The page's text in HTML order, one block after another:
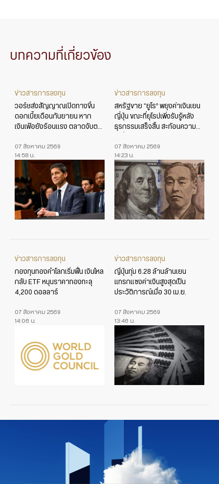
บทความที่เกี่ยวข้อง
ข่าวสารการลงทุน
วอร์ชส่งสัญญาณเปิดทางขึ้น
ดอกเบี้ยเดือนกันยายน หาก
เงินเฟ้อยังร้อนแรง ตลาดจับตา
07 สิงหาคม 2569
14:58 น.
ข่าวสารการลงทุน
สหรัฐขาย “ยูโร” พยุงค่าเงินเยน
ญี่ปุ่น ขณะที่ยุโรปเพิ่งรับรู้หลัง
ธุรกรรมเสร็จสิ้น สะท้อนความ
07 สิงหาคม 2569
14:23 น.
ข่าวสารการลงทุน
กองทุนทองคำโลกเริ่มฟื้น เงินไหล
กลับ ETF หนุนราคาทองทะลุ
4,200 ดอลลาร์
07 สิงหาคม 2569
14:06 น.
ข่าวสารการลงทุน
ญี่ปุ่นทุ่ม 6.28 ล้านล้านเยน
แทรกแซงค่าเงินสูงสุดเป็น
ประวัติการณ์เมื่อ 30 เม.ย.
07 สิงหาคม 2569
13:46 น.